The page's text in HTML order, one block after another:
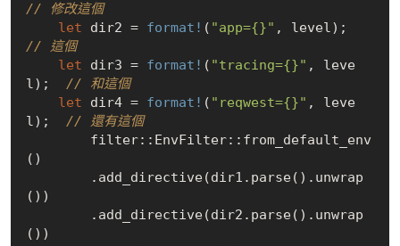
// 修改這個
let dir2 = format! ( "app={}"
// 這個
let dir3 = format! ( "tracing={}" , leve
l); // 和這個
let dir4 = format! ( "reqwest={}" , leve
l); // 還有這個
()
())
())